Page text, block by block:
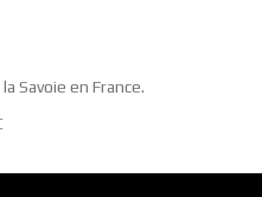
Savoie en France.